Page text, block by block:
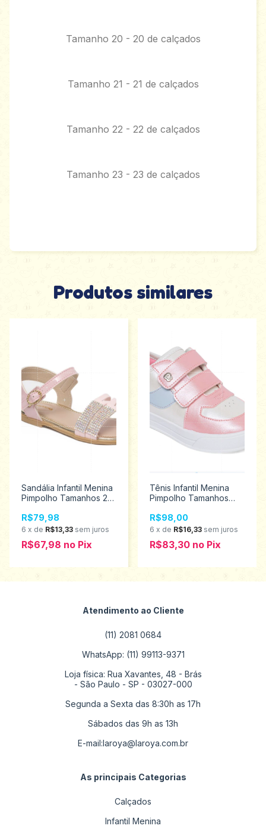
Tamanho 20 - 20 de calçados
Tamanho 21 - 21 de calçados
Tamanho 22 - 22 de calçados
Tamanho 23 - 23 de calçados
Produtos similares
Sandália Infantil Menina
Pimpolho Tamanhos 22
R$79,98
6 x de R$13,33 sem juros
R$67,98 no Pix
Tênis Infantil Menina
Pimpolho Tamanhos
R$98,00
6 x de R$16,33 sem juros
R$83,30 no Pix
Atendimento ao Cliente
(11) 2081 0684
WhatsApp: (11) 99113-9371
Loja física: Rua Xavantes, 48 - Brás
- São Paulo - SP - 03027-000
Segunda a Sexta das 8:30h as 17h
Sábados das 9h as 13h
E-mail:laroya@laroya.com.br
As principais Categorias
Calçados
Infantil Menina